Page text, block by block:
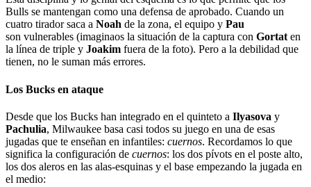
Bulls se mantengan como una defensa de aprobado. Cuando un
cuatro tirador saca a Noah de la zona, el equipo y Pau
son vulnerables (imaginaos la situación de la captura con Gortat en
la línea de triple y Joakim fuera de la foto). Pero a la debilidad que
tienen, no le suman más errores.
Los Bucks en ataque
Desde que los Bucks han integrado en el quinteto a Ilyasova y
Pachulia, Milwaukee basa casi todos su juego en una de esas
jugadas que te enseñan en infantiles: cuernos. Recordamos lo que
significa la configuración de cuernos: los dos pívots en el poste alto,
los dos aleros en las alas-esquinas y el base empezando la jugada en
el medio: